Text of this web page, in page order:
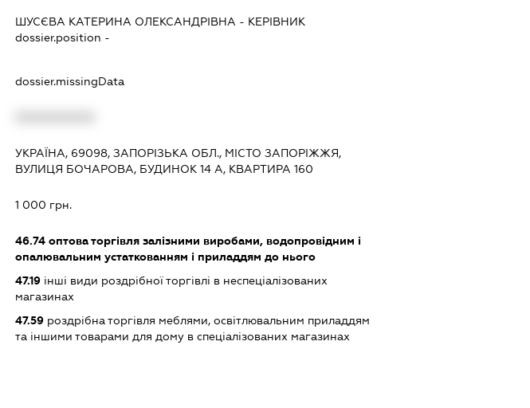
ШУСЄВА КАТЕРИНА ОЛЕКСАНДРІВНА - КЕРІВНИК
dossier.position -
dossier.missingData
УКРАЇНА, 69098, ЗАПОРІЗЬКА ОБЛ., МІСТО ЗАПОРІЖЖЯ,
ВУЛИЦЯ БОЧАРОВА, БУДИНОК 14 А, КВАРТИРА 160
1 000 грн.
46.74оптова торгівля залізними виробами, водопровідним і
опалювальним устаткованням і приладдям до нього
47.19інші види роздрібної торгівлі в неспеціалізованих
магазинах
47.59роздрібна торгівля меблями, освітлювальним приладдям
та іншими товарами для дому в спеціалізованих магазинах